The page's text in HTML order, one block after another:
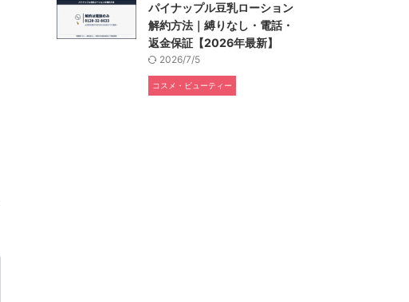
パイナップル豆乳ローション
解約方法｜縛りなし・電話・
返金保証【2026年最新】
2026/7/5
コスメ・ビューティー